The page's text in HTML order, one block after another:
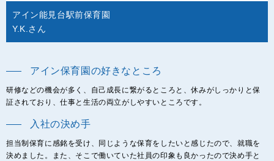
アイン能見台駅前保育園
Y.K.さん
アイン保育園の好きなところ
研修などの機会が多く、自己成長に繋がるところと、休みがしっかりと保
証されており、仕事と生活の両立がしやすいところです。
入社の決め手
担当制保育に感銘を受け、同じような保育をしたいと感じたので、就職を
決めました。また、そこで働いていた社員の印象も良かったので決め手と